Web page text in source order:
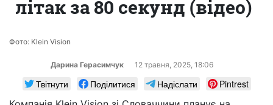
літак за 80 секунд (відео)
Фото: Klein Vision
Дарина Герасимчук 12 травня, 2025, 18:06
Твітнути Поділитися Надіслати
Pintrest